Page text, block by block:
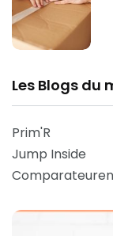
Les Blogs du
Prim'R
Jump Inside